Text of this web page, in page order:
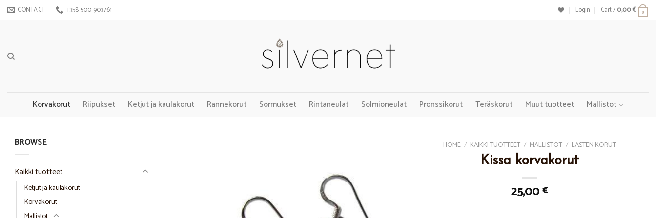
Skip CONTACT +358 500 903761 Login Cart /0,00€ 0
Korvakorut Riipukset Ketjut ja kaulakorut Rannekorut Sormukset Rintaneulat Solmioneulat Pronssikorut Teräskorut Muut tuotteet Mallistot
BROWSE
Kaikki tuotteet
Ketjut ja kaulakorut
Korvakorut
HOME / KAIKKI TUOTTEET / MALLISTOT / LASTEN KORUT
Kissa korvakorut
25,00€